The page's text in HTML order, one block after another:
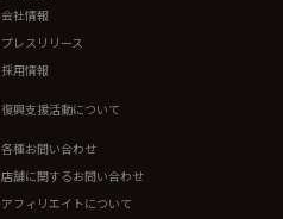
会社情報
プレスリリース
採用情報
復興支援活動について
各種お問い合わせ
店舗に関するお問い合わせ
アフィリエイトについて